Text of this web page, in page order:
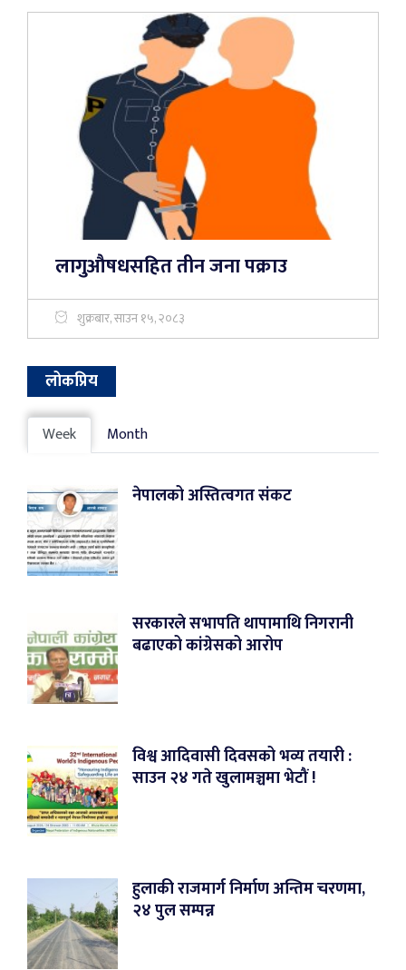
लागुऔषधसहित तीन जना पक्राउ
शुक्रबार, साउन १५, २०८३
लोकप्रिय
Week Month
नेपालको अस्तित्वगत संकट
सरकारले सभापति थापामाथि निगरानी
बढाएको कांग्रेसको आरोप
विश्व आदिवासी दिवसको भव्य तयारी :
साउन २४ गते खुलामञ्चमा भेटौं !
हुलाकी राजमार्ग निर्माण अन्तिम चरणमा,
२४ पुल सम्पन्न